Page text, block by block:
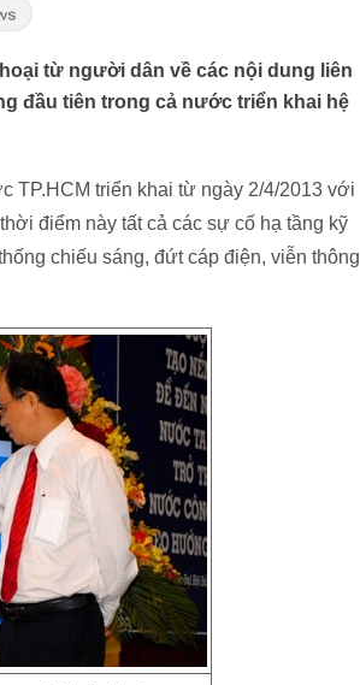
từ người dân về các nội dung liên
đầu tiên trong cả nước triển khai hệ
TP.HCM triển khai từ ngày 2/4/2013 với
điểm này tất cả các sự cố hạ tầng kỹ
chiếu sáng, đứt cáp điện, viễn thông